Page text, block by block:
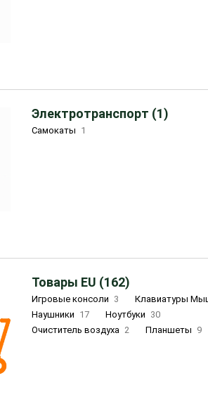
Электротранспорт (1)
Самокаты 1
Товары EU (162)
Игровые консоли 3 Клавиатуры
Наушники 17 Ноутбуки 30
Очиститель воздуха 2 Планшеты 9